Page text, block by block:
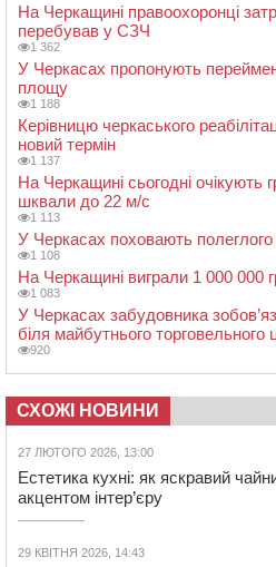
На Черкащині правоохоронці
перебував у СЗЧ
1 362
У Черкасах пропонують
площу
1 188
Керівницю черкаського
новий термін
1 137
На Черкащині сьогодні очікують
шквали до 22 м/с
1 113
У Черкасах поховають
1 108
На Черкащині виграли 1 000 000
1 083
У Черкасах забудовника
біля майбутнього
920
СХОЖІ НОВИНИ
27 ЛЮТОГО 2026, 13:00
Естетика кухні: як яскравий
акцентом інтер’єру
29 КВІТНЯ 2026, 14:43